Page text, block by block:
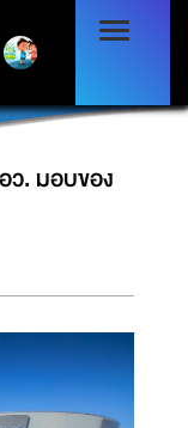
ว. มอบของ
ว. มอบของ